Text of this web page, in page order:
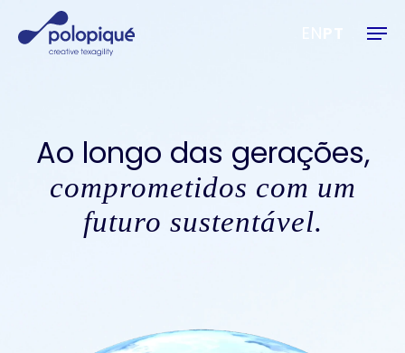
Ao longo das gerações,
comprometidos com um
futuro sustentável.